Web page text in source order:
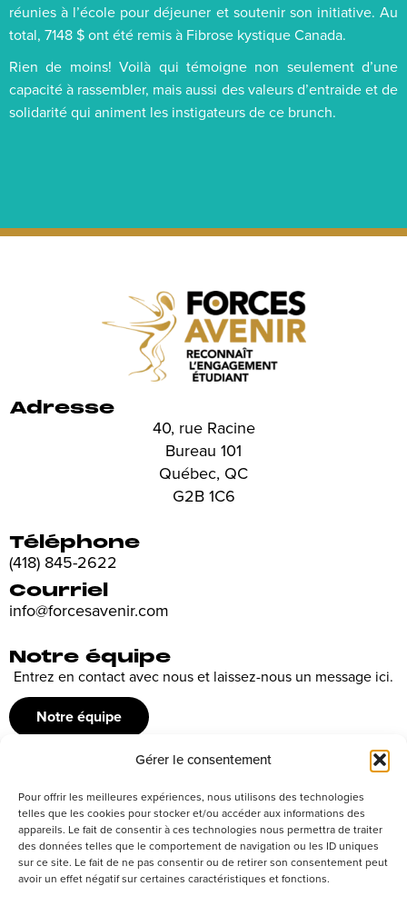
Gérer le consentement
Pour offrir les meilleures expériences, nous utilisons des technologies
telles que les cookies pour stocker et/ou accéder aux informations des
appareils. Le fait de consentir à ces technologies nous permettra de traiter
des données telles que le comportement de navigation ou les ID uniques
sur ce site. Le fait de ne pas consentir ou de retirer son consentement peut
avoir un effet négatif sur certaines caractéristiques et fonctions.
réunies à l’école pour déjeuner et soutenir son initiative. Au
total, 7148 $ ont été remis à Fibrose kystique Canada.
Rien de moins! Voilà qui témoigne non seulement d’une
capacité à rassembler, mais aussi des valeurs d’entraide et de
solidarité qui animent les instigateurs de ce brunch.
Adresse
40, rue Racine
Bureau 101
Québec, QC
G2B 1C6
Téléphone
(418) 845-2622
Courriel
info@forcesavenir.com
Notre équipe
Entrez en contact avec nous et laissez-nous un message ici.
Notre équipe
Recrutement
Découvrez nos offres d’emploi ou envoyez votre candidature
spontanée
Postuler